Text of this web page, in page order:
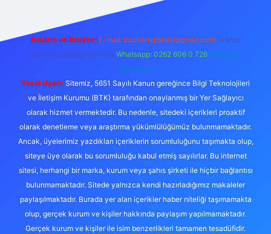
Reklam ve İletişim: E-mail: backlinkpaneli@gmail.com Teams:
forumhizmeti@gmail.com Whatsapp: 0262 606 0 726 Telegram:
@karabul
Yasal Uyarı: Sitemiz, 5651 Sayılı Kanun gereğince Bilgi Teknolojileri
ve İletişim Kurumu (BTK) tarafından onaylanmış bir Yer Sağlayıcı
olarak hizmet vermektedir. Bu nedenle, sitedeki içerikleri proaktif
olarak denetleme veya araştırma yükümlülüğümüz bulunmamaktadır.
Ancak, üyelerimiz yazdıkları içeriklerin sorumluluğunu taşımakta olup,
siteye üye olarak bu sorumluluğu kabul etmiş sayılırlar. Bu internet
sitesi, herhangi bir marka, kurum veya şahıs şirketi ile hiçbir bağlantısı
bulunmamaktadır. Sitede yalnızca kendi hazırladığımız makaleler
paylaşılmaktadır. Burada yer alan içerikler haber niteliği taşımamakta
olup, gerçek kurum ve kişiler hakkında paylaşım yapılmamaktadır.
Gerçek kurum ve kişiler ile isim benzerlikleri tamamen tesadüfidir.